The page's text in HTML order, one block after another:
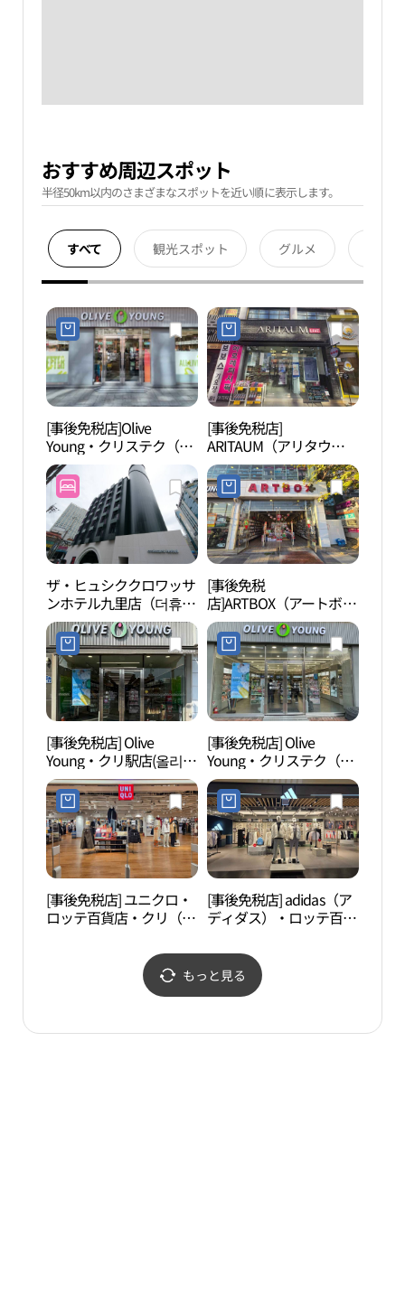
おすすめ周辺スポット
半径50km以内のさまざまなスポットを近い順に表示します。
すべて 観光スポット グルメ
[事後免税店]Olive
Young・クリステク（九
里水沢）十字路店(올리
브영 구리수택사거리점)
[事後免税店]
ARITAUM（アリタウ
ム）・クリ（九里）トル
ダリ店(아리따움 구리돌
다리점)
ザ・ヒュシククロワッサ
ンホテル九里店（더휴식
크로와상호텔 구리점）
[事後免税
店]ARTBOX（アートボッ
クス）・クリ（九里）駅
店(아트박스 구리역점)
[事後免税店] Olive
Young・クリ駅店(올리브
영 구리역점)
[事後免税店] Olive
Young・クリステク（九
里水澤）店(올리브영 구
리수택점)
[事後免税店] ユニクロ・
ロッテ百貨店・クリ（九
[事後免税店] adidas（ア
ディダス）・ロッテ百貨
디다스 롯데백화점 구리
점)
もっと見る